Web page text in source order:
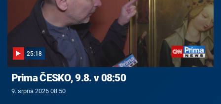
25:18
Prima ČESKO, 9.8. v 08:50
9. srpna 2026 08:50